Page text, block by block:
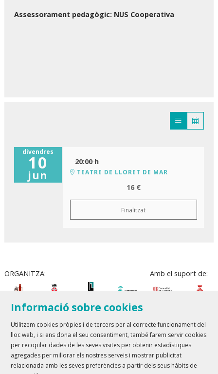
Assessorament pedagògic: NUS Cooperativa
divendres
10
jun
20:00 h
TEATRE DE LLORET DE MAR
16 €
Finalitzat
ORGANITZA: Amb el suport de:
Teatre Lloret de Mar| T 972 361 835
Teatre de Blanes| T 972 358 473
Informació sobre cookies
Utilitzem cookies pròpies i de tercers per al correcte funcionament del
lloc web, i si ens dona el seu consentiment, també farem servir cookies
per recopilar dades de les seves visites per obtenir estadístiques
agregades per millorar els nostres serveis i mostrar publicitat
relacionada amb les seves preferències a partir dels seus hàbits de